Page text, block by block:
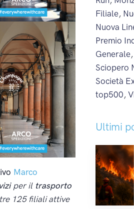
Marco
per il trasporto
125 filiali attive
Filiale,
Nuova
Premio
Generale,
Sciopero
Società
top500,
Ultimi